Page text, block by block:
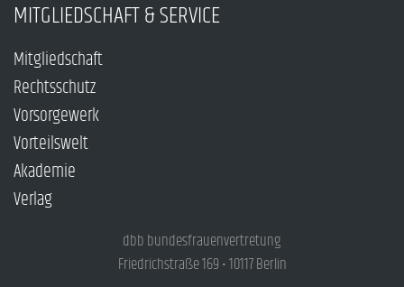
MITGLIEDSCHAFT & SERVICE
Mitgliedschaft
Rechtsschutz
Vorsorgewerk
Vorteilswelt
Akademie
Verlag
dbb bundesfrauenvertretung
Friedrichstraße 169 • 10117 Berlin